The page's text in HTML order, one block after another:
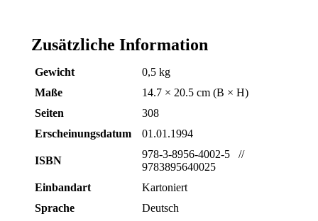
Zusätzliche Information
Gewicht
0,5 kg
Maße
14.7 × 20.5 cm (B × H)
Seiten
308
Erscheinungsdatum
01.01.1994
ISBN
978-3-8956-4002-5 //
9783895640025
Einbandart
Kartoniert
Sprache
Deutsch